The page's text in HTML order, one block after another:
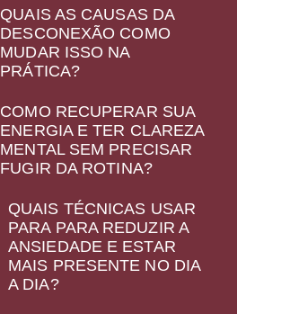
QUAIS AS CAUSAS DA
DESCONEXÃO COMO
MUDAR ISSO NA
PRÁTICA?
COMO RECUPERAR SUA
ENERGIA E TER CLAREZA
MENTAL SEM PRECISAR
FUGIR DA ROTINA?
QUAIS TÉCNICAS USAR
PARA PARA REDUZIR A
ANSIEDADE E ESTAR
MAIS PRESENTE NO DIA
A DIA?